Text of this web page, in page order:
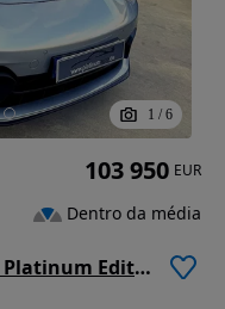
1 / 6
Porsche Panamera 4 E-Hybrid Platinum Edition
103 950 EUR
Dentro da média